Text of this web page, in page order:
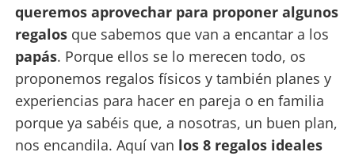
queremos aprovechar para proponer algunos
regalosque sabemos que van a encantar a los
papás. Porque ellos se lo merecen todo, os
proponemos regalos físicos y también planes y
experiencias para hacer en pareja o en familia
porque ya sabéis que, a nosotras, un buen plan,
nos encandila. Aquí van los 8 regalos ideales